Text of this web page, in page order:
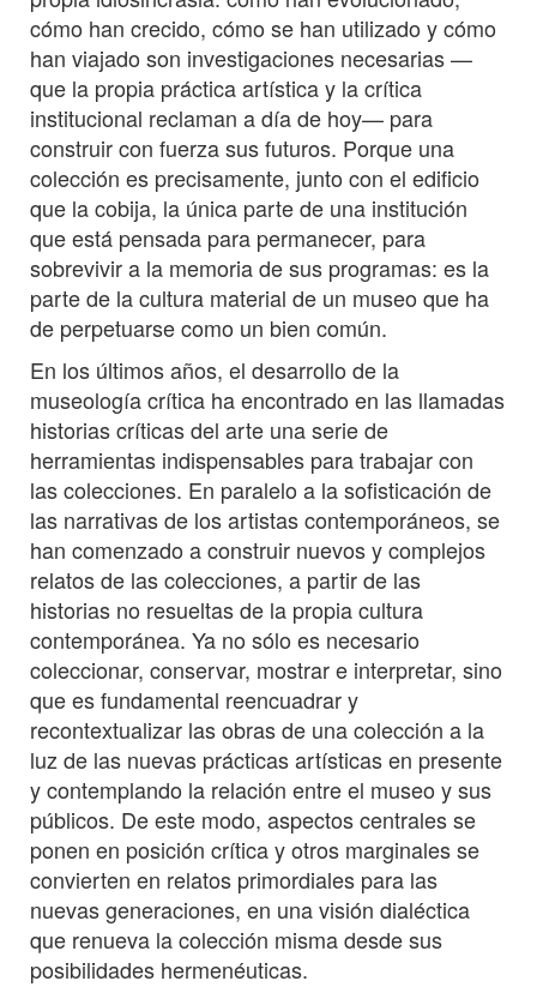
cómo han crecido, cómo se han utilizado y cómo
han viajado son investigaciones necesarias —
que la propia práctica artística y la crítica
institucional reclaman a día de hoy— para
construir con fuerza sus futuros. Porque una
colección es precisamente, junto con el edificio
que la cobija, la única parte de una institución
que está pensada para permanecer, para
sobrevivir a la memoria de sus programas: es la
parte de la cultura material de un museo que ha
de perpetuarse como un bien común.
En los últimos años, el desarrollo de la
museología crítica ha encontrado en las llamadas
historias críticas del arte una serie de
herramientas indispensables para trabajar con
las colecciones. En paralelo a la sofisticación de
las narrativas de los artistas contemporáneos, se
han comenzado a construir nuevos y complejos
relatos de las colecciones, a partir de las
historias no resueltas de la propia cultura
contemporánea. Ya no sólo es necesario
coleccionar, conservar, mostrar e interpretar, sino
que es fundamental reencuadrar y
recontextualizar las obras de una colección a la
luz de las nuevas prácticas artísticas en presente
y contemplando la relación entre el museo y sus
públicos. De este modo, aspectos centrales se
ponen en posición crítica y otros marginales se
convierten en relatos primordiales para las
nuevas generaciones, en una visión dialéctica
que renueva la colección misma desde sus
posibilidades hermenéuticas.